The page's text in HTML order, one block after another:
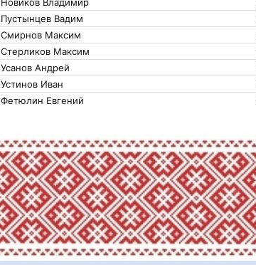
Новиков Владимир
Пустынцев Вадим
Смирнов Максим
Стерликов Максим
Усанов Андрей
Устинов Иван
Фетюлин Евгений